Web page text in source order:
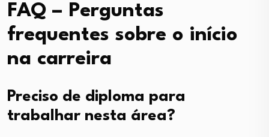
FAQ – Perguntas
frequentes sobre o início
na carreira
Preciso de diploma para
trabalhar nesta área?